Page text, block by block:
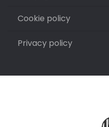
Cookie policy
Privacy policy